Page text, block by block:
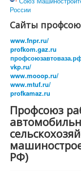
Председатель
ЦК Профсоюза
Президиум
КРК Профсоюза
Бюро
Постоянные
уставной
РФ
защите от
Комиссия
Комиссия
Организации
России
Сайты
www.fnpr.ru/
profkom.gaz.ru
vkp.ru/
www.mooop.ru/
www.mtuf.ru/
profkamaz.ru
Профсоюз
РФ)